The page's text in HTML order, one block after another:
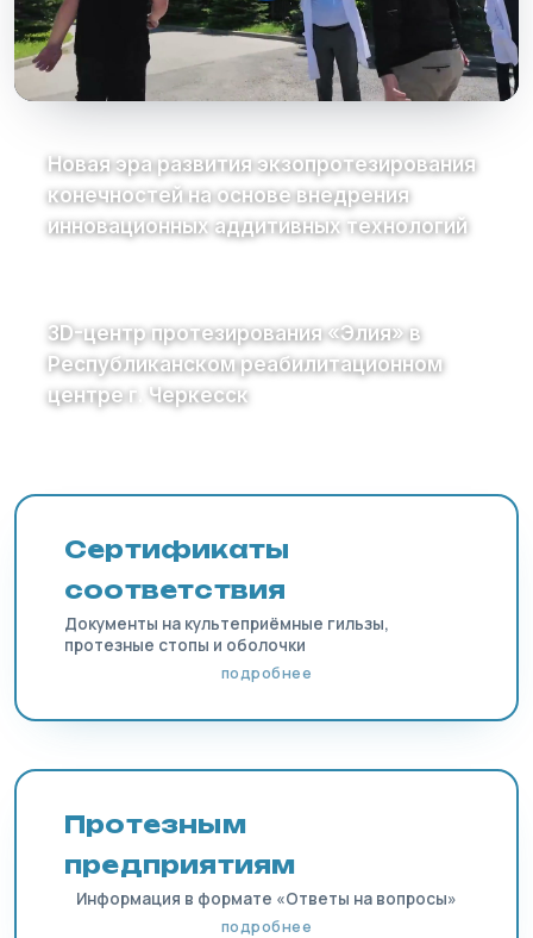
Новая эра развития экзопротезирования
конечностей на основе внедрения
инновационных аддитивных технологий
3D-центр протезирования «Элия» в
Республиканском реабилитационном
центре г. Черкесск
Сертификаты
соответствия
Документы на культеприёмные гильзы,
протезные стопы и оболочки
подробнее
Протезным
предприятиям
Информация в формате «Ответы на вопросы»
подробнее